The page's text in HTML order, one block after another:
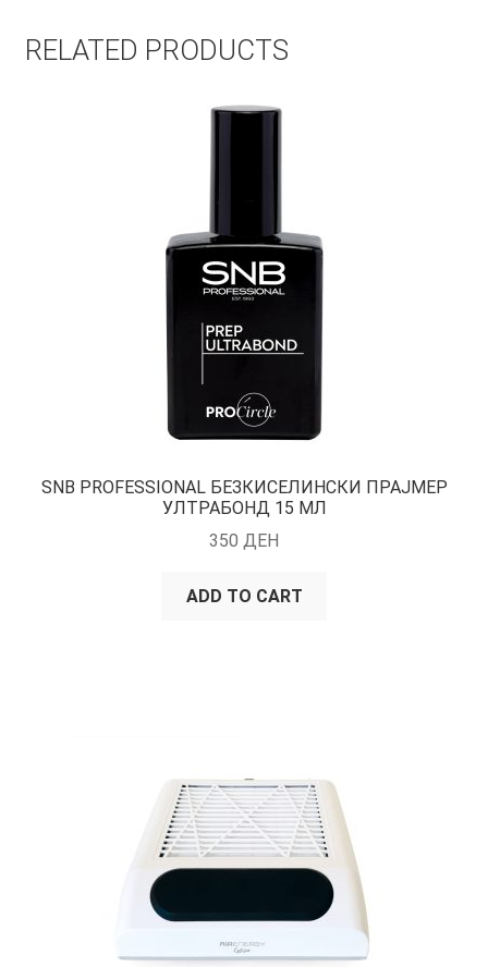
RELATED PRODUCTS
SNB PROFESSIONAL БЕЗКИСЕЛИНСКИ ПРАЈМЕР
УЛТРАБОНД 15 МЛ
350 ДЕН
ADD TO CART